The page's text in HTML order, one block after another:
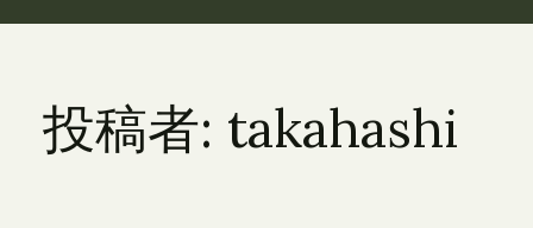
投稿者: takahashi